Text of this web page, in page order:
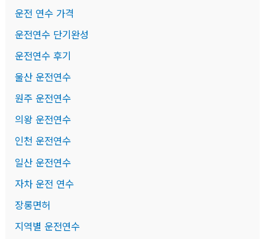
운전 연수 가격
운전연수 단기완성
운전연수 후기
울산 운전연수
원주 운전연수
의왕 운전연수
인천 운전연수
일산 운전연수
자차 운전 연수
장롱면허
지역별 운전연수